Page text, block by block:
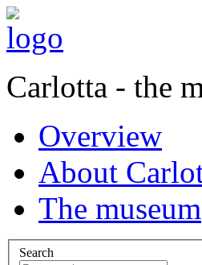
Carlotta - the
Overview
About
The museum
Search